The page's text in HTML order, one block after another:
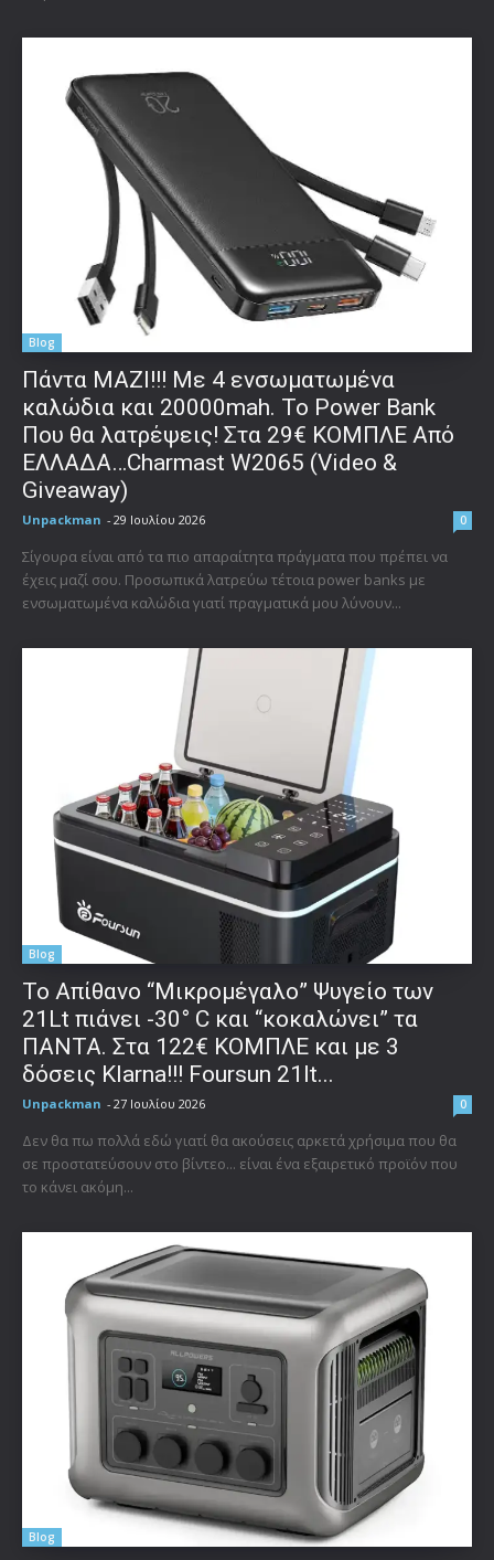
Blog
Πάντα ΜΑΖΙ!!! Με 4 ενσωματωμένα
καλώδια και 20000mah. Το Power Bank
Που θα λατρέψεις! Στα 29€ ΚΟΜΠΛΕ Από
ΕΛΛΑΔΑ…Charmast W2065 (Video &
Giveaway)
Unpackman - 29 Ιουλίου 2026 0
Σίγουρα είναι από τα πιο απαραίτητα πράγματα που πρέπει να
έχεις μαζί σου. Προσωπικά λατρεύω τέτοια power banks με
ενσωματωμένα καλώδια γιατί πραγματικά μου λύνουν...
Blog
Το Απίθανο “Μικρομέγαλο” Ψυγείο των
21Lt πιάνει -30° C και “κοκαλώνει” τα
ΠΑΝΤΑ. Στα 122€ ΚΟΜΠΛΕ και με 3
δόσεις Klarna!!! Foursun 21lt...
Unpackman - 27 Ιουλίου 2026 0
Δεν θα πω πολλά εδώ γιατί θα ακούσεις αρκετά χρήσιμα που θα
σε προστατεύσουν στο βίντεο... είναι ένα εξαιρετικό προϊόν που
το κάνει ακόμη...
Blog